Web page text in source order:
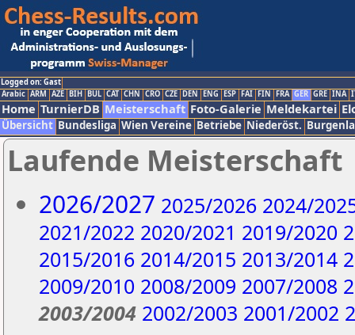
Logged on: Gast
Arabic ARM AZE BIH BUL CAT CHN CRO CZE DEN ENG ESP FAI FIN FRA GER GRE INA
Home TurnierDB Meisterschaft Foto-Galerie Meldekartei
Übersicht Bundesliga Wien Vereine Betriebe Niederöst.
Laufende Meisterschaft
2026/2027 2025/2026 2024/
2021/2022 2020/2021 2019/2020
2015/2016 2014/2015 2013/2014
2009/2010 2008/2009 2007/2008
2003/2004 2002/2003 2001/2002